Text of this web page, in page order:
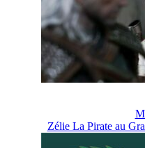
Zélie La Pirate au